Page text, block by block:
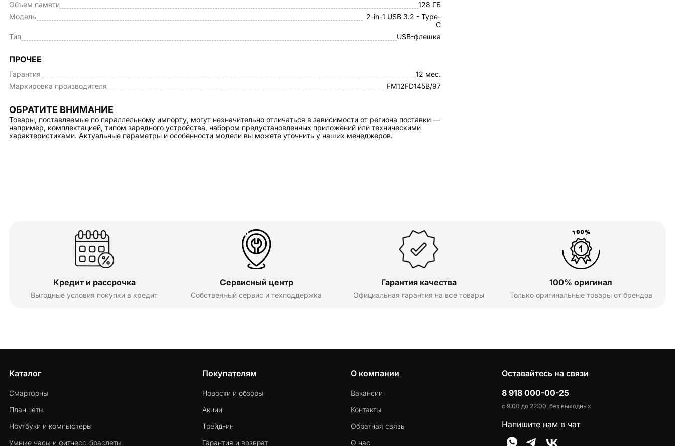
Объем памяти
128 ГБ
Модель
2-in-1 USB 3.2 - Type-
C
Тип
USB-флешка
ПРОЧЕЕ
Гарантия
12 мес.
Маркировка производителя
FM12FD145B/97
ОБРАТИТЕ ВНИМАНИЕ
Товары, поставляемые по параллельному импорту, могут незначительно отличаться в зависимости от региона поставки —
например, комплектацией, типом зарядного устройства, набором предустановленных приложений или техническими
характеристиками. Актуальные параметры и особенности модели вы можете уточнить у наших менеджеров.
Кредит и рассрочка
Выгодные условия покупки в кредит
Сервисный центр
Собственный сервис и техподдержка
Гарантия качества
Официальная гарантия на все товары
100% оригинал
Только оригинальные товары от брендов
Каталог
Смартфоны
Планшеты
Ноутбуки и компьютеры
Умные часы и фитнесс-браслеты
Покупателям
Новости и обзоры
Акции
Трейд-ин
Гарантия и возврат
О компании
Вакансии
Контакты
Обратная связь
О нас
Оставайтесь на связи
8 918 000-00-25
с 9:00 до 22:00, без выходных
Напишите нам в чат